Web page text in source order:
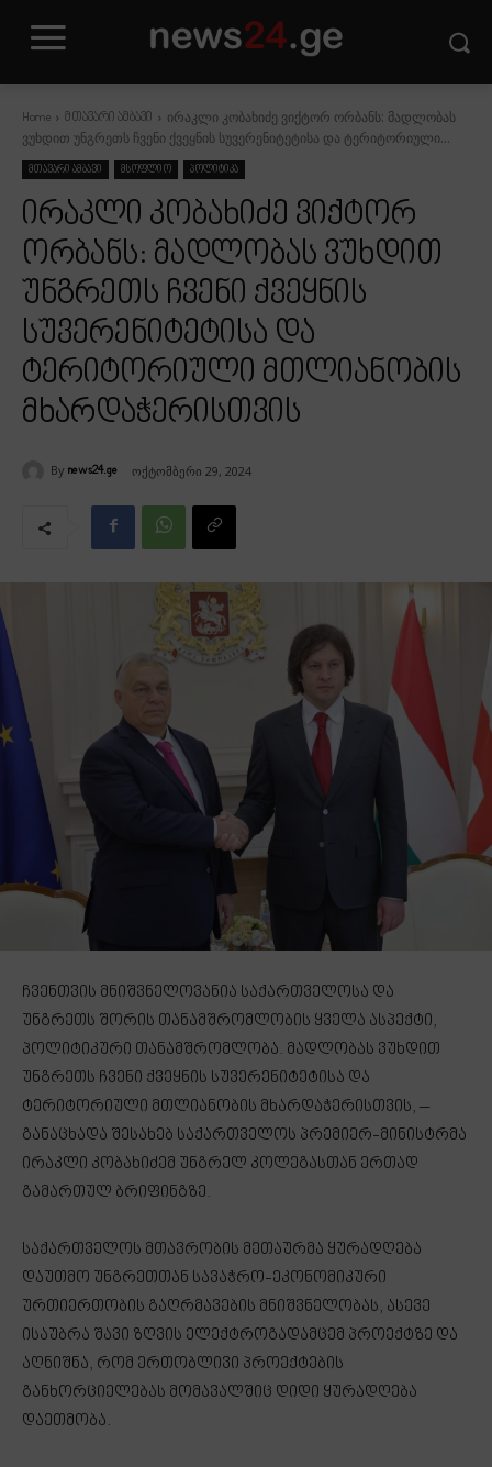
Home მთავარი ამბავი
ირაკლი კობახიძე ვიქტორ ორბანს: მადლობას
ვუხდით უნგრეთს ჩვენი ქვეყნის სუვერენიტეტისა და ტერიტორიული...
მთავარი ამბავი მსოფლიო პოლიტიკა
ირაკლი კობახიძე ვიქტორ
ორბანს: მადლობას ვუხდით
უნგრეთს ჩვენი ქვეყნის
სუვერენიტეტისა და
ტერიტორიული მთლიანობის
მხარდაჭერისთვის
By news24.ge ოქტომბერი 29, 2024
ჩვენთვის მნიშვნელოვანია საქართველოსა და
უნგრეთს შორის თანამშრომლობის ყველა ასპექტი,
პოლიტიკური თანამშრომლობა. მადლობას ვუხდით
უნგრეთს ჩვენი ქვეყნის სუვერენიტეტისა და
ტერიტორიული მთლიანობის მხარდაჭერისთვის, –
განაცხადა შესახებ საქართველოს პრემიერ-მინისტრმა
ირაკლი კობახიძემ უნგრელ კოლეგასთან ერთად
გამართულ ბრიფინგზე.
საქართველოს მთავრობის მეთაურმა ყურადღება
დაუთმო უნგრეთთან სავაჭრო-ეკონომიკური
ურთიერთობის გაღრმავების მნიშვნელობას, ასევე
ისაუბრა შავი ზღვის ელექტროგადამცემ პროექტზე და
აღნიშნა, რომ ერთობლივი პროექტების
განხორციელებას მომავალშიც დიდი ყურადღება
დაეთმობა.